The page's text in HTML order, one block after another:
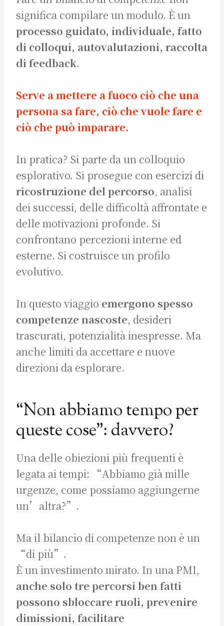
significa compilare un modulo. È un
processo guidato, individuale, fatto
di colloqui, autovalutazioni, raccolta
di feedback.
Serve a mettere a fuoco ciò che una
persona sa fare, ciò che vuole fare e
ciò che può imparare.
In pratica? Si parte da un colloquio
esplorativo. Si prosegue con esercizi di
ricostruzione del percorso, analisi
dei successi, delle difficoltà affrontate e
delle motivazioni profonde. Si
confrontano percezioni interne ed
esterne. Si costruisce un profilo
evolutivo.
In questo viaggio emergono spesso
competenze nascoste, desideri
trascurati, potenzialità inespresse. Ma
anche limiti da accettare e nuove
direzioni da esplorare.
“Non abbiamo tempo per
queste cose”: davvero?
Una delle obiezioni più frequenti è
legata ai tempi: “Abbiamo già mille
urgenze, come possiamo aggiungerne
un’altra?”.
Ma il bilancio di competenze non è un
“di più”.
È un investimento mirato. In una PMI,
anche solo tre percorsi ben fatti
possono sbloccare ruoli, prevenire
dimissioni, facilitare